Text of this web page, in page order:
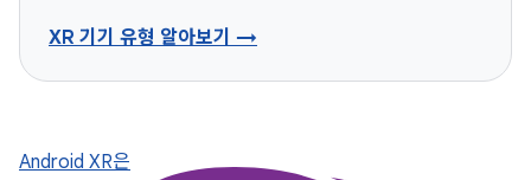
XR 기기 유형 알아보기 →
Android XR은